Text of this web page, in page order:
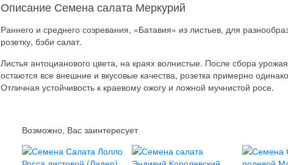
Описание Семена салата Меркурий
Раннего и среднего созревания, «Батавия» из листьев, для
розетку, бэби салат.
Листья антоцианового цвета, на краях волнистые. После сбора
остаются все внешние и вкусовые качества, розетка примерно
Отличная устойчивость к краевому ожогу и ложной мучнистой росе.
Возможно, Вас заинтересует